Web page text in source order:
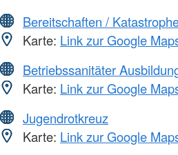
Bereitschaften /
Karte: Link zur Google
Betriebssanitäter
Karte: Link zur Google
Jugendrotkreuz
Karte: Link zur Google